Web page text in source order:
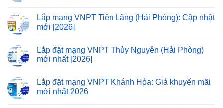
Lắp mạng VNPT Tiên Lãng (Hải Phòng): Cập nhật
mới [2026]
Lắp đặt mạng VNPT Thủy Nguyên (Hải Phòng)
mới nhất [2026]
Lắp đặt mạng VNPT Khánh Hòa: Giá khuyến mãi
mới nhất 2026